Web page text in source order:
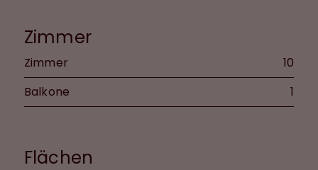
Zimmer
Zimmer
10
Balkone
1
Flächen